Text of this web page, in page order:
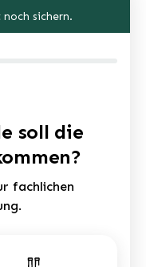
noch sichern.
soll die
fachlichen